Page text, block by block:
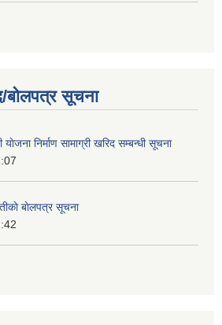
बोलपत्र सूचना
निर्माण सामाग्री खरिद सम्बन्धी सूचना
बाेलपत्र सूचना